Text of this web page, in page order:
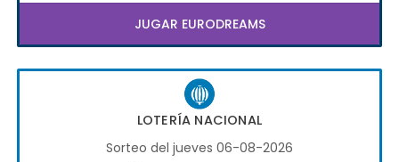
JUGAR EURODREAMS
LOTERÍA NACIONAL
Sorteo del jueves 06-08-2026